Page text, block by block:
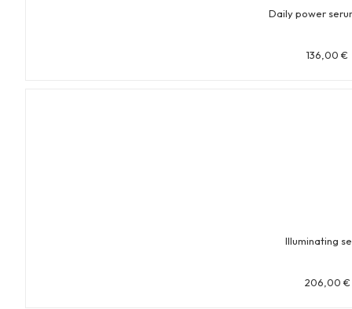
Daily power
136,00€
Illuminating
206,00 €